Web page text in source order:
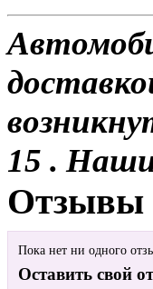
15 .
Отзывы
Пока нет ни одного
Оставить свой